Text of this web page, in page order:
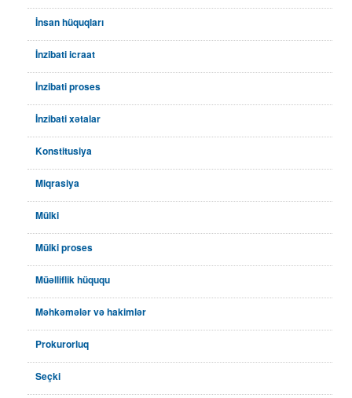
İnsan hüquqları
İnzibati icraat
İnzibati proses
İnzibati xətalar
Konstitusiya
Miqrasiya
Mülki
Mülki proses
Müəlliflik hüququ
Məhkəmələr və hakimlər
Prokurorluq
Seçki